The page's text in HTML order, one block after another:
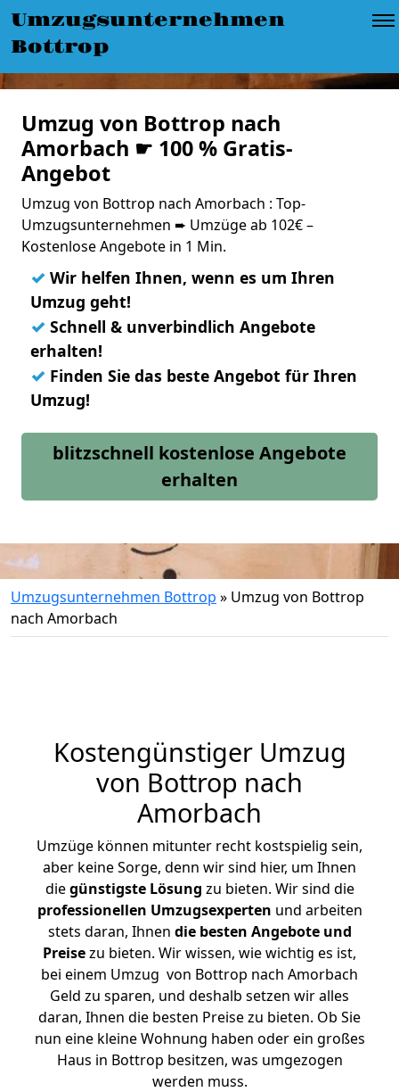
Umzugsunternehmen
Bottrop
Umzug von Bottrop nach
Amorbach ☛ 100 % Gratis-
Angebot
Umzug von Bottrop nach Amorbach : Top-
Umzugsunternehmen ➨ Umzüge ab 102€ –
Kostenlose Angebote in 1 Min.
✓ Wir helfen Ihnen, wenn es um Ihren
Umzug geht!
✓ Schnell & unverbindlich Angebote
erhalten!
✓ Finden Sie das beste Angebot für Ihren
Umzug!
blitzschnell kostenlose Angebote
erhalten
Umzugsunternehmen Bottrop » Umzug von Bottrop
nach Amorbach
Kostengünstiger Umzug
von Bottrop nach
Amorbach
Umzüge können mitunter recht kostspielig sein,
aber keine Sorge, denn wir sind hier, um Ihnen
diegünstigste Lösung zu bieten. Wir sind die
professionellen Umzugsexperten und arbeiten
stets daran, Ihnen die besten Angebote und
Preisezu bieten. Wir wissen, wie wichtig es ist,
bei einem Umzug von Bottrop nach Amorbach
Geld zu sparen, und deshalb setzen wir alles
daran, Ihnen die besten Preise zu bieten. Ob Sie
nun eine kleine Wohnung haben oder ein großes
Haus in Bottrop besitzen, was umgezogen
werden muss.